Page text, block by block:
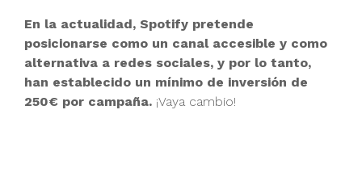
En la actualidad, Spotify pretende
posicionarse como un canal accesible y como
alternativa a redes sociales, y por lo tanto,
han establecido un mínimo de inversión de
250€ por campaña. ¡Vaya cambio!